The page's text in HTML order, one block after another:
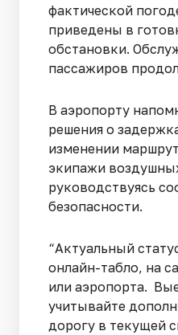
фактической
приведены в
обстановки.
пассажиров
В аэропорту
решения о
изменении
экипажи
руководствуясь
безопасности.
“Актуальный
онлайн-табло, на
или аэропорта.
учитывайте
дорогу в текущей